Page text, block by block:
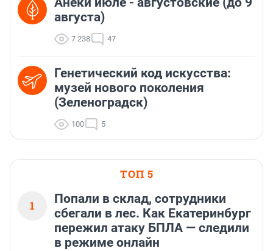
августа)
7 238 47
Генетический код искусства:
музей нового поколения
(Зеленоградск)
100 5
ТОП 5
1
Попали в склад, сотрудники
сбегали в лес. Как Екатеринбург
пережил атаку БПЛА — следили
в режиме онлайн